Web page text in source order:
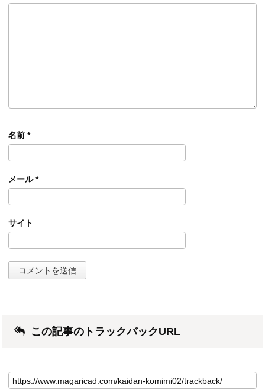
名前 *
メール*
サイト
この記事のトラックバックURL